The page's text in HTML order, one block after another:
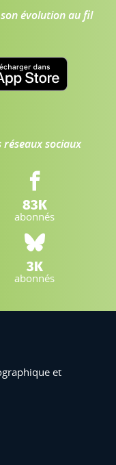
son évolution au fil
réseaux sociaux
Facebook IGN :
83K
abonnés
Bluesky :
3K
abonnés
et